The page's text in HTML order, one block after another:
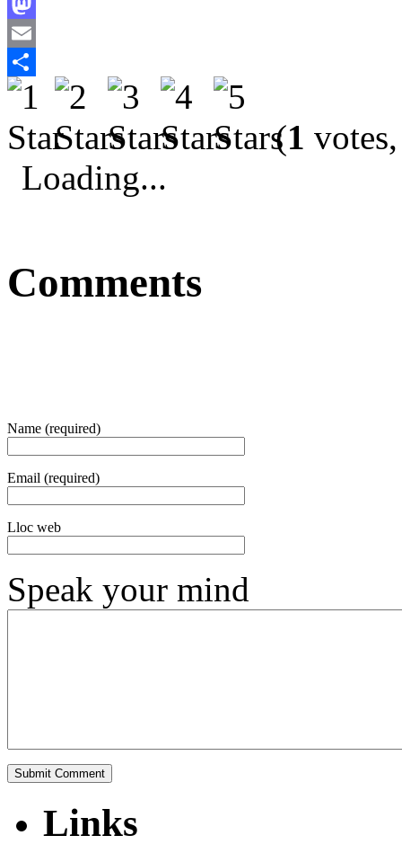
Facebook
Mastodon
Email
Comparteix
(1
Loading...
Comments
Name (required)
Email (required)
Lloc web
Speak your mind
Links